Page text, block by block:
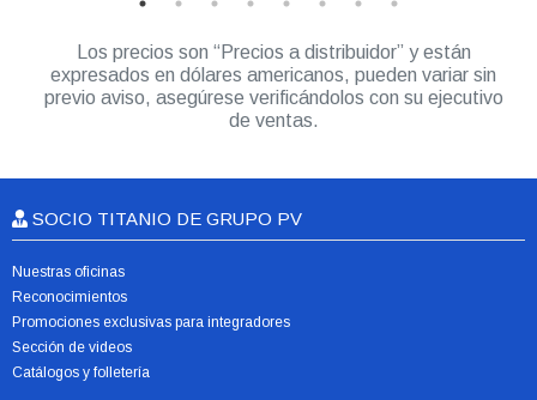
Los precios son “Precios a distribuidor” y están
expresados en dólares americanos, pueden variar sin
previo aviso, asegúrese verificándolos con su ejecutivo
de ventas.
SOCIO TITANIO DE GRUPO PV
Nuestras oficinas
Reconocimientos
Promociones exclusivas para integradores
Sección de videos
Catálogos y folletería